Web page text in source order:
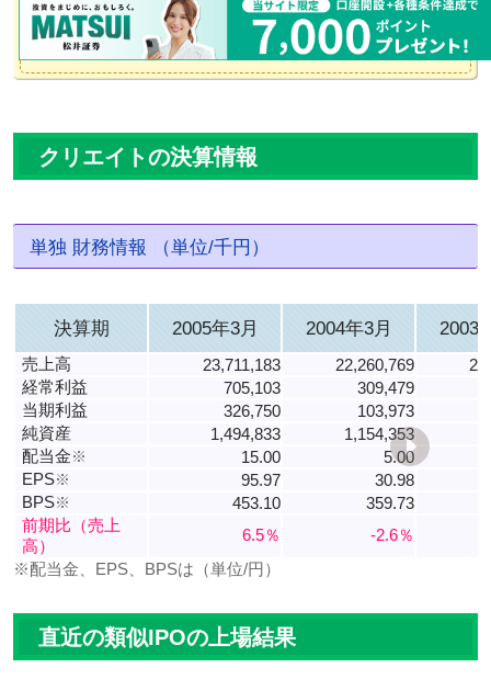
クリエイトの決算情報
単独 財務情報 （単位/千円）
決算期 2005年3月 2004年3月 2003
売上高 23,711,183 22,260,769
経常利益
705,103
309,479
当期利益
326,750
103,973
純資産
1,494,833 1,154,353
配当金※ 15.00
5.00
EPS※ 95.97
30.98
BPS※ 453.10
359.73
前期比（売上
高）
6.5％
-2.6％
※配当金、EPS、BPSは（単位/円）
直近の類似IPOの上場結果